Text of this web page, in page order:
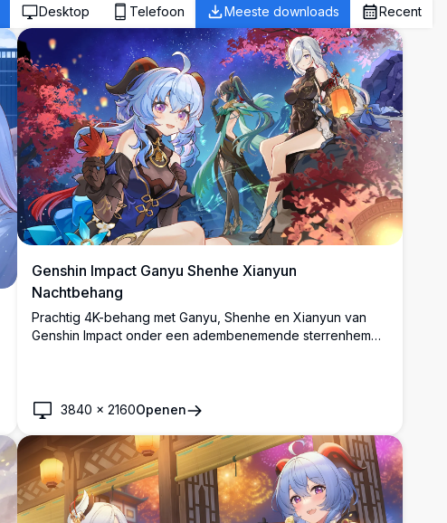
Desktop Telefoon Meeste downloads Recent
Genshin Impact Ganyu Shenhe Xianyun
Nachtbehang
Prachtig 4K-behang met Ganyu, Shenhe en Xianyun van
Genshin Impact onder een adembenemende sterrenhemel,
3840 × 2160Openen